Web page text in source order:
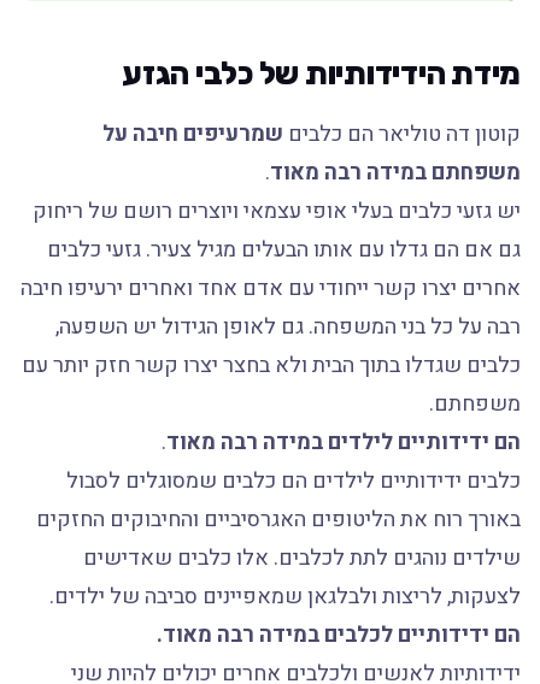
מידת הידידותיות של כלבי הגזע
קוטון דה טוליאר הם כלבים שמרעיפים חיבה על
משפחתם במידה רבה מאוד.
יש גזעי כלבים בעלי אופי עצמאי ויוצרים רושם של ריחוק
גם אם הם גדלו עם אותו הבעלים מגיל צעיר. גזעי כלבים
אחרים יצרו קשר ייחודי עם אדם אחד ואחרים ירעיפו חיבה
רבה על כל בני המשפחה. גם לאופן הגידול יש השפעה,
כלבים שגדלו בתוך הבית ולא בחצר יצרו קשר חזק יותר עם
משפחתם.
הם ידידותיים לילדים במידה רבה מאוד.
כלבים ידידותיים לילדים הם כלבים שמסוגלים לסבול
באורך רוח את הליטופים האגרסיביים והחיבוקים החזקים
שילדים נוהגים לתת לכלבים. אלו כלבים שאדישים
לצעקות, לריצות ולבלגאן שמאפיינים סביבה של ילדים.
הם ידידותיים לכלבים במידה רבה מאוד.
ידידותיות לאנשים ולכלבים אחרים יכולים להיות שני